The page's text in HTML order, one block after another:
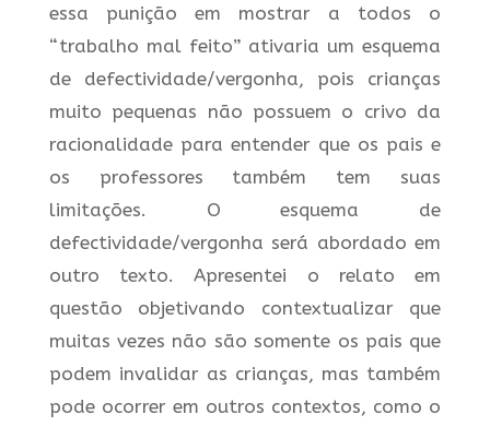
essa punição em mostrar a todos o
“trabalho mal feito” ativaria um esquema
de defectividade/vergonha, pois crianças
muito pequenas não possuem o crivo da
racionalidade para entender que os pais e
os professores também tem suas
limitações. O esquema de
defectividade/vergonha será abordado em
outro texto. Apresentei o relato em
questão objetivando contextualizar que
muitas vezes não são somente os pais que
podem invalidar as crianças, mas também
pode ocorrer em outros contextos, como o